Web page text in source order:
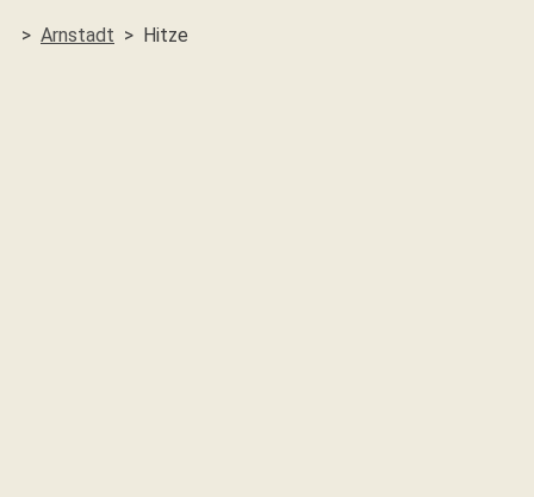
Arnstadt Hitze